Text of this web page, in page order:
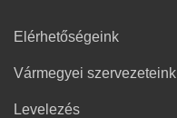
Elérhetőségeink
Vármegyei szervezeteink
Levelezés